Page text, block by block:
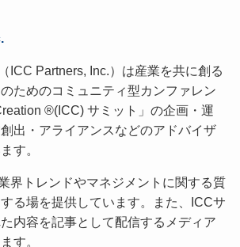
ICC Partners, Inc.）は産業を共に創る
ためのコミュニティ型カンファレン
®(ICC) サミット」の企画・運
出・アライアンスなどのアドバイザ
す。
界トレンドやマネジメントに関する質
る場を提供しています。また、ICCサ
内容を記事として配信するメディア
す。